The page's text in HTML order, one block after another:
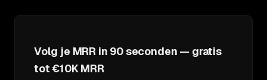
Volg je MRR in 90 seconden — gratis
tot €10K MRR